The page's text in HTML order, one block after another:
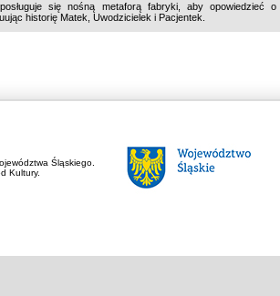
się nośną metaforą fabryki, aby opowiedzieć o
historię Matek, Uwodzicielek i Pacjentek.
Śląskiego.
Kultury.